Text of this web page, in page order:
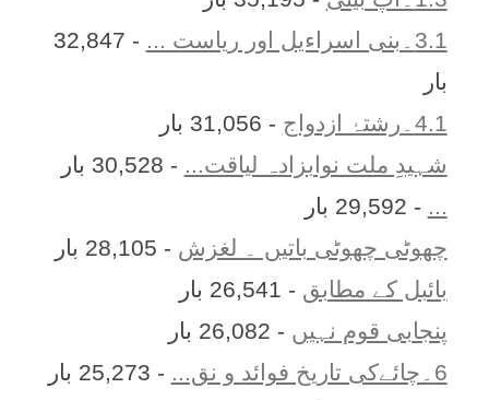
3.1۔بنی اسراءیل اور ریاست ...
- 32,847
بار
4.1۔رشتۂ ازدواج
- 31,056 بار
شہیدِ ملت نوابزادہ لیاقت... - 30,528 بار
... - 29,592 بار
چھوٹی چھوٹی باتیں ۔ لغزش - 28,105 بار
بائبل کے مطابق - 26,541 بار
پنجابی قوم نہیں - 26,082 بار
6۔چائےکی تاریخ فوائد و نق...
- 25,273 بار